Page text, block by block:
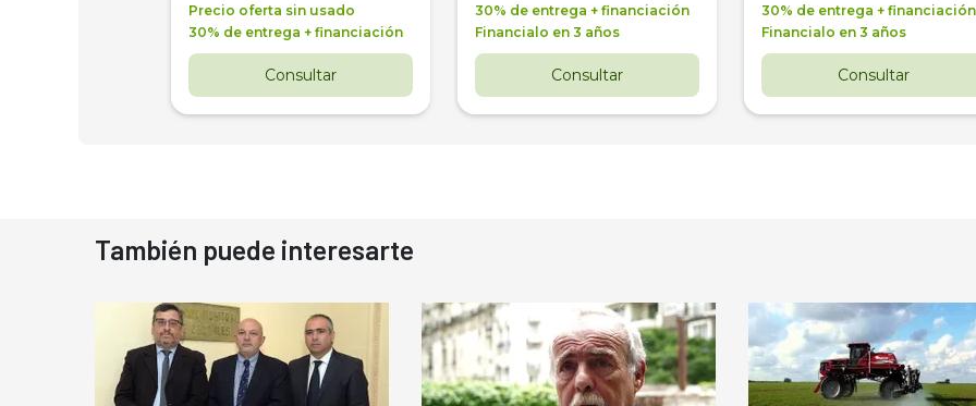
Precio oferta sin usado
30% de entrega + financiación
Consultar
30% de entrega + financiación
Financialo en 3 años
Consultar
30% de entrega + financiación
Financialo en 3 años
Consultar
También puede interesarte